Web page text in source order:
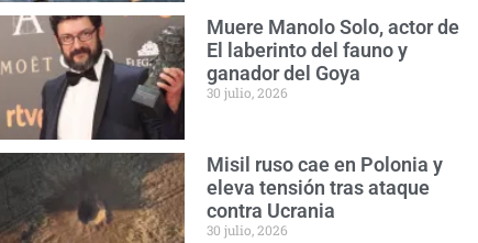
Muere Manolo Solo, actor de
El laberinto del fauno y
ganador del Goya
30 julio, 2026
Misil ruso cae en Polonia y
eleva tensión tras ataque
contra Ucrania
30 julio, 2026